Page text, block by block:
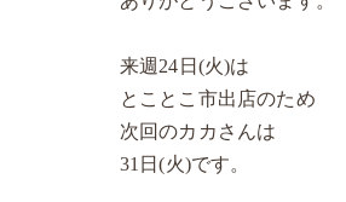
来週24日(火)は
とことこ市出店のため
次回のカカさんは
31日(火)です。